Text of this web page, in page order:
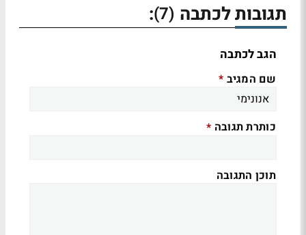
תגובות לכתבה (7)
:
הגב לכתבה
שם המגיב *
כותרת תגובה *
תוכן התגובה